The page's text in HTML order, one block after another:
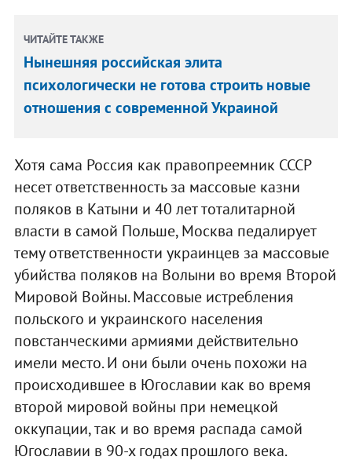
ЧИТАЙТЕ ТАКЖЕ
Нынешняя российская элита
психологически не готова строить новые
отношения с современной Украиной
Хотя сама Россия как правопреемник СССР
несет ответственность за массовые казни
поляков в Катыни и 40 лет тоталитарной
власти в самой Польше, Москва педалирует
тему ответственности украинцев за массовые
убийства поляков на Волыни во время Второй
Мировой Войны. Массовые истребления
польского и украинского населения
повстанческими армиями действительно
имели место. И они были очень похожи на
происходившее в Югославии как во время
второй мировой войны при немецкой
оккупации, так и во время распада самой
Югославии в 90-х годах прошлого века.